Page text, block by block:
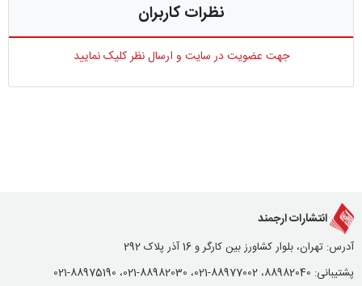
نظرات کاربران
جهت عضویت در سایت و ارسال نظر کلیک نمایید
انتشارات ارجمند
آدرس: تهران، بلوار کشاورز بین کارگر و 16 آذر پلاک 292
پشتیبانی: 88982040، 88977002-021، 88982030-021، 88975190-021